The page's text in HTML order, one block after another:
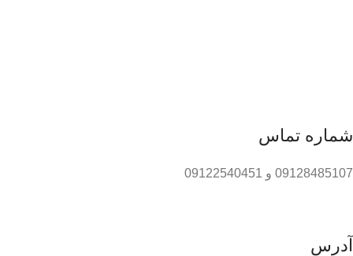
شماره تماس
09128485107 و 09122540451
آدرس